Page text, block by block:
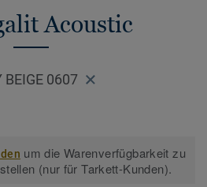
Acoustic
BEIGE 0607
um die Warenverfügbarkeit zu
(nur für Tarkett-Kunden).